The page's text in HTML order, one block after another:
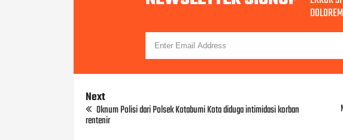
Next
Oknum Polisi dari Polsek Kotabumi Kota diduga intimidasi korban
rentenir